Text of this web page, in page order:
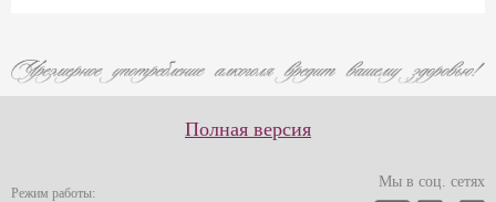
Полная версия
Режим работы:
Мы в соц. сетях